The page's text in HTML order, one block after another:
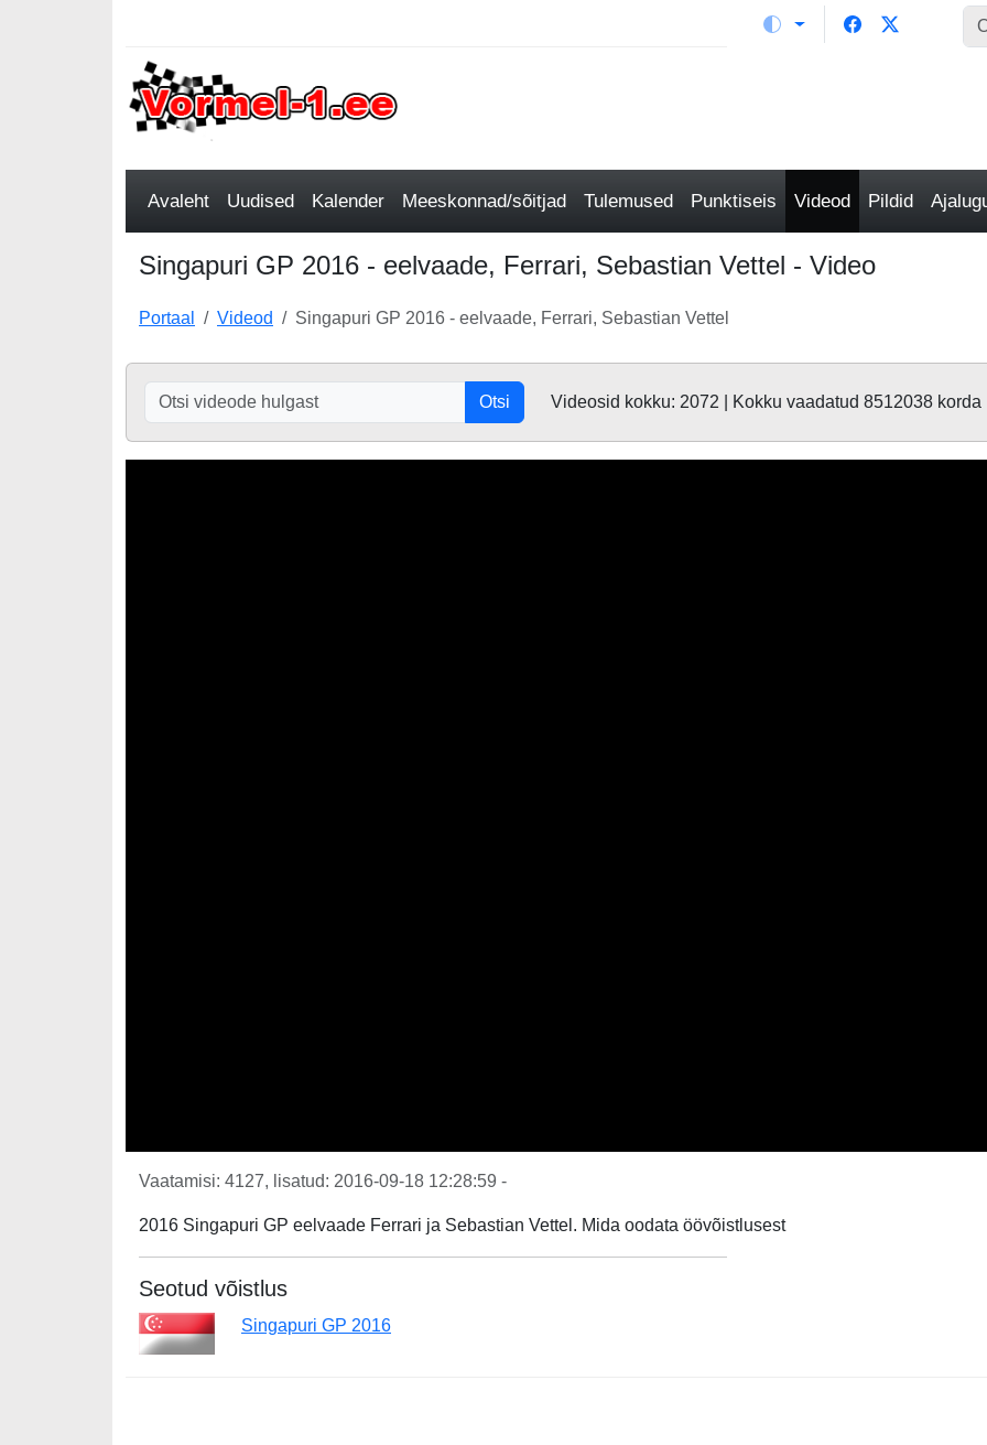
Avaleht Uudised Kalender Meeskonnad/sõitjad Tulemused Punktiseis Videod Pildid
Singapuri GP 2016 - eelvaade, Ferrari, Sebastian Vettel - Video
Portaal Videod Singapuri GP 2016 - eelvaade, Ferrari, Sebastian Vettel
Otsi Videosid kokku: 2072 | Kokku vaadatud 8512038 korda
Vaatamisi: 4127, lisatud: 2016-09-18 12:28:59 -
2016 Singapuri GP eelvaade Ferrari ja Sebastian Vettel. Mida oodata öövõistlusest
Seotud võistlus
Singapuri GP 2016